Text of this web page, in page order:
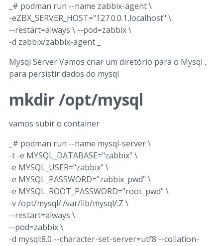
_# podman run --name zabbix-agent \
-eZBX_SERVER_HOST="127.0.0.1,localhost" \
--restart=always \ --pod=zabbix \
-d zabbix/zabbix-agent _
Mysql Server Vamos criar um diretório para o Mysql ,
para persistir dados do mysql
mkdir /opt/mysql
vamos subir o container
_# podman run --name mysql-server \
-t -e MYSQL_DATABASE="zabbix" \
-e MYSQL_USER="zabbix" \
-e MYSQL_PASSWORD="zabbix_pwd" \
-e MYSQL_ROOT_PASSWORD="root_pwd" \
-v /opt/mysql/:/var/lib/mysql/:Z \
--restart=always \
--pod=zabbix \
-d mysql:8.0 --character-set-server=utf8 --collation-